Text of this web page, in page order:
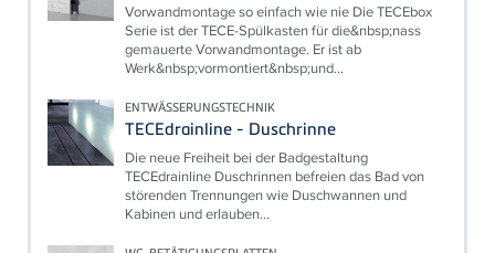
Vorwandmontage so einfach wie nie Die TECEbox
Serie ist der TECE-Spülkasten für die&nbsp;nass
gemauerte Vorwandmontage. Er ist ab
Werk&nbsp;vormontiert&nbsp;und...
ENTWÄSSERUNGSTECHNIK
TECEdrainline - Duschrinne
Die neue Freiheit bei der Badgestaltung
TECEdrainline Duschrinnen befreien das Bad von
störenden Trennungen wie Duschwannen und
Kabinen und erlauben...